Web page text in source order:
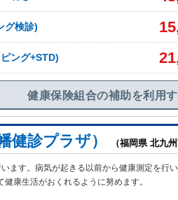
グ検診)
ング+STD)
健康保険組合の補助を利用
健診プラザ） （福岡県 北九
ます。病気が起きる以前から健康測定を行
康生活がおくれるように努めます。